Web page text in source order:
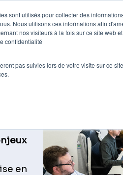
sont utilisés pour collecter des
Nous utilisons ces informations afin
nos visiteurs à la fois sur ce site web
confidentialité
pas suivies lors de votre visite sur ce
Nos prestations
en